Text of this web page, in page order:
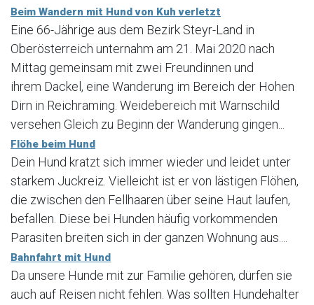
Beim Wandern mit Hund von Kuh verletzt
Eine 66-Jährige aus dem Bezirk Steyr-Land in
Oberösterreich unternahm am 21. Mai 2020 nach
Mittag gemeinsam mit zwei Freundinnen und
ihrem Dackel, eine Wanderung im Bereich der Hohen
Dirn in Reichraming. Weidebereich mit Warnschild
versehen Gleich zu Beginn der Wanderung gingen...
Flöhe beim Hund
Dein Hund kratzt sich immer wieder und leidet unter
starkem Juckreiz. Vielleicht ist er von lästigen Flöhen,
die zwischen den Fellhaaren über seine Haut laufen,
befallen. Diese bei Hunden häufig vorkommenden
Parasiten breiten sich in der ganzen Wohnung aus....
Bahnfahrt mit Hund
Da unsere Hunde mit zur Familie gehören, dürfen sie
auch auf Reisen nicht fehlen. Was sollten Hundehalter